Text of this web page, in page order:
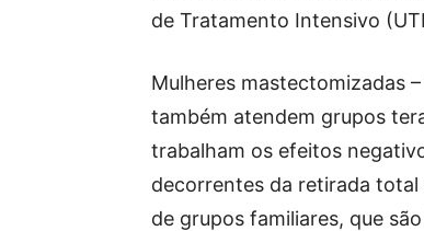
de Tratamento Intensivo
Mulheres mastectomizadas
também atendem grupos
trabalham os efeitos
decorrentes da retirada total
de grupos familiares, que